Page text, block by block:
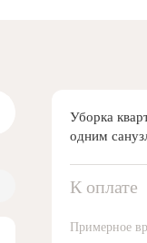
Уборка
одним
К оплате
Примерное